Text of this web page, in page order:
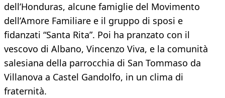
dell’Honduras, alcune famiglie del Movimento
dell’Amore Familiare e il gruppo di sposi e
fidanzati “Santa Rita”. Poi ha pranzato con il
vescovo di Albano, Vincenzo Viva, e la comunità
salesiana della parrocchia di San Tommaso da
Villanova a Castel Gandolfo, in un clima di
fraternità.